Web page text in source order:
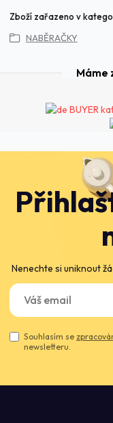
Zboží zařazeno v
NABĚRAČKY
Nenechte si uniknout
Souhlasím se
newsletteru.
Máme